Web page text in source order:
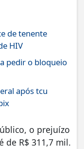
de tenente
HIV
pedir o bloqueio
após tcu
o prejuízo
de R$ 311,7 mil.